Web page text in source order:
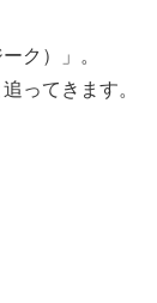
ク）」。
ってきます。